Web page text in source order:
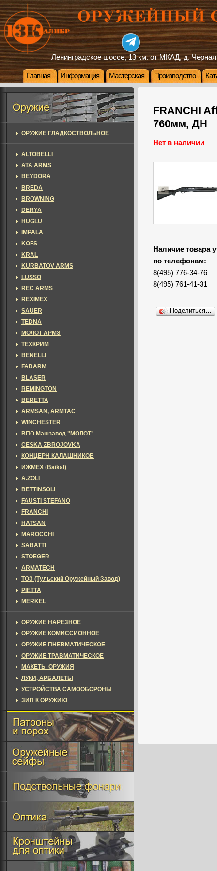
Ленинградское шоссе, 13 км. от МКАД, д. Черная
Главная Информация Мастерская Производство
FRANCHI
760мм, ДН
Нет в наличии
Наличие товара
по телефонам:
8(495) 776-34-76
8(495) 761-41-31
Поделиться…
ОРУЖИЕ ГЛАДКОСТВОЛЬНОЕ
ALTOBELLI
ATA ARMS
BEYDORA
BREDA
BROWNING
DERYA
HUGLU
IMPALA
KOFS
KRAL
KURBATOV ARMS
LUSSO
REC ARMS
REXIMEX
SAUER
TEDNA
МОЛОТ АРМЗ
ТЕХКРИМ
BENELLI
FABARM
BLASER
REMINGTON
BERETTA
ARMSAN, ARMTAC
WINCHESTER
ВПО Машзавод "МОЛОТ"
CESKA ZBROJOVKA
КОНЦЕРН КАЛАШНИКОВ
ИЖМЕХ (Baikal)
A.ZOLI
BETTINSOLI
FAUSTI STEFANO
FRANCHI
HATSAN
MAROCCHI
SABATTI
STOEGER
ARMATECH
ТОЗ (Тульский Оружейный Завод)
PIETTA
MERKEL
ОРУЖИЕ НАРЕЗНОЕ
ОРУЖИЕ КОМИССИОННОЕ
ОРУЖИЕ ПНЕВМАТИЧЕСКОЕ
ОРУЖИЕ ТРАВМАТИЧЕСКОЕ
МАКЕТЫ ОРУЖИЯ
ЛУКИ, АРБАЛЕТЫ
УСТРОЙСТВА САМООБОРОНЫ
ЗИП К ОРУЖИЮ